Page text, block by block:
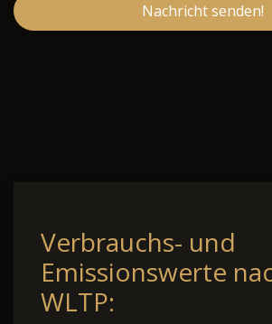
Nachricht senden!
Verbrauchs- und
Emissionswerte
WLTP: